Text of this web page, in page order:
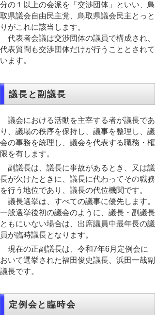
分の１以上の会派を「交渉団体」といい、鳥
取県議会自由民主党、鳥取県議会民主とっと
りがこれに該当します。
代表者会議は交渉団体の議員で構成され、
代表質問も交渉団体だけが行うこととされて
います。
議長と副議長
議会における活動を主宰する者が議長であ
り、議場の秩序を保持し、議事を整理し、議
会の事務を統理し、議会を代表する職務・権
限を有します。
副議長は、議長に事故があるとき、又は議
長が欠けたときに、議長に代わってその職務
を行う地位であり、議長の代位機関です。
議長選挙は、すべての議事に優先します。
一般選挙後初の議会のように、議長・副議長
ともにいない場合は、出席議員中最年長の議
員が臨時議長となります。
現在の正副議長は、令和7年6月定例会に
おいて選挙された福田俊史議長、浜田一哉副
議長です。
定例会と臨時会